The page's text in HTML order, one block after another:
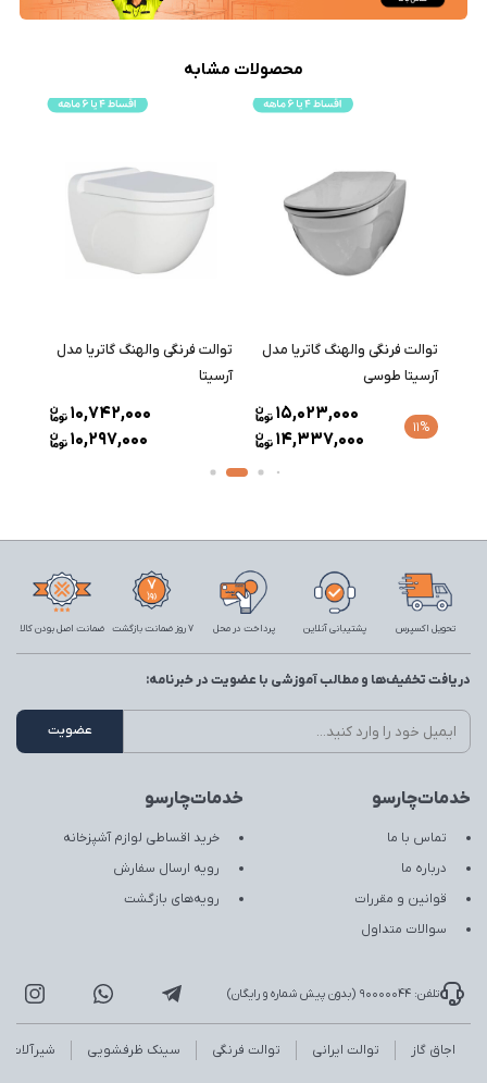
محصولات مشابه
توالت فرنگی والهنگ گاتریا مدل
آرسیتا طوسی
11%
14,337,000
15,023,000
توالت فرنگی والهنگ گاتریا مدل
آرسیتا
10,297,000
10,742,000
تحویل اکسپرس پشتیبانی آنلاین پرداخت در محل 7 روز ضمانت بازگشت ضمانت اصل بودن کالا
خدمات‌چارسو
تماس با ما
درباره ما
قوانین و مقررات
سوالات متداول
خدمات‌چارسو
خرید اقساطی لوازم آشپزخانه
رویه ارسال سفارش
رویه‌های بازگشت
دریافت تخفیف‌ها و مطالب آموزشی با عضویت در خبرنامه:
تلفن: 90000044 (بدون پیش شماره و رایگان)
اجاق گاز توالت ایرانی توالت فرنگی سینک ظرفشویی شیرآلات